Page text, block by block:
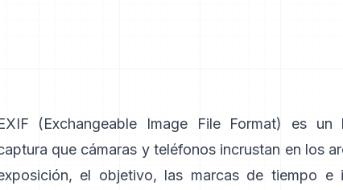
(Exchangeable Image File Format) es
que cámaras y teléfonos incrustan en los
el objetivo, las marcas de tiempo e